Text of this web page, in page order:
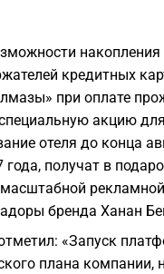
накопления
кредитных
при оплате
акцию
отеля до конца
получат в
бренда Ханан
«Запуск
плана